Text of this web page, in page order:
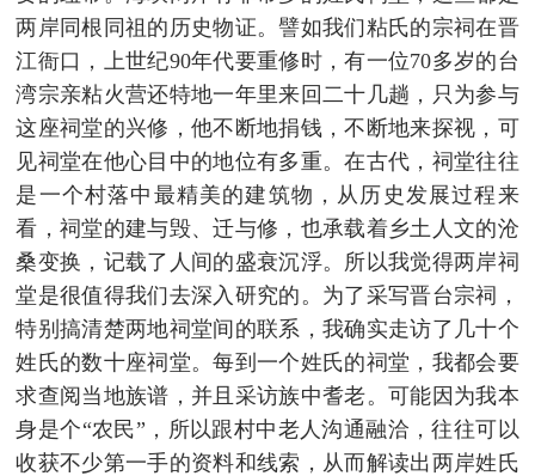
两岸同根同祖的历史物证。譬如我们粘氏的宗祠在晋
江衙口，上世纪90年代要重修时，有一位70多岁的台
湾宗亲粘火营还特地一年里来回二十几趟，只为参与
这座祠堂的兴修，他不断地捐钱，不断地来探视，可
见祠堂在他心目中的地位有多重。在古代，祠堂往往
是一个村落中最精美的建筑物，从历史发展过程来
看，祠堂的建与毁、迁与修，也承载着乡土人文的沧
桑变换，记载了人间的盛衰沉浮。所以我觉得两岸祠
堂是很值得我们去深入研究的。为了采写晋台宗祠，
特别搞清楚两地祠堂间的联系，我确实走访了几十个
姓氏的数十座祠堂。每到一个姓氏的祠堂，我都会要
求查阅当地族谱，并且采访族中耆老。可能因为我本
身是个“农民”，所以跟村中老人沟通融洽，往往可以
收获不少第一手的资料和线索，从而解读出两岸姓氏